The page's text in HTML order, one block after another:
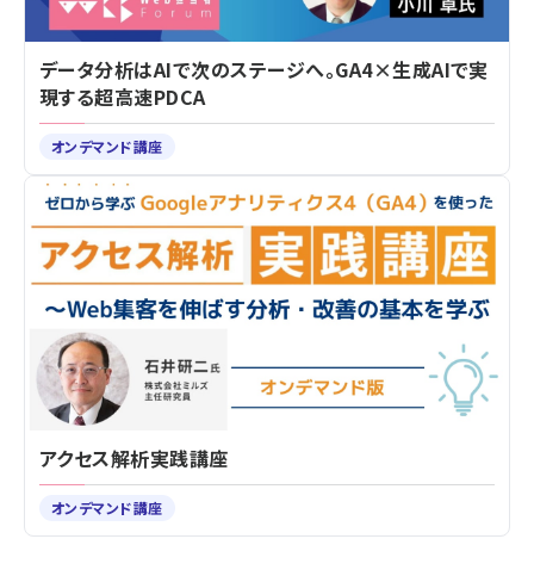
データ分析はAIで次のステージへ。GA4×生成AIで実
現する超高速PDCA
オンデマンド講座
アクセス解析実践講座
オンデマンド講座